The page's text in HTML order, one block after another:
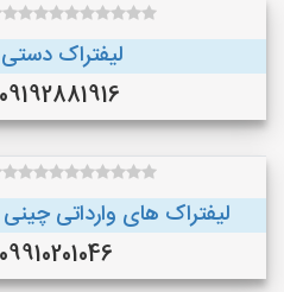
لیفتراک
09192881916 (اردبیل )
لیفتراک های وارداتی
09910201046 (ارومیه)